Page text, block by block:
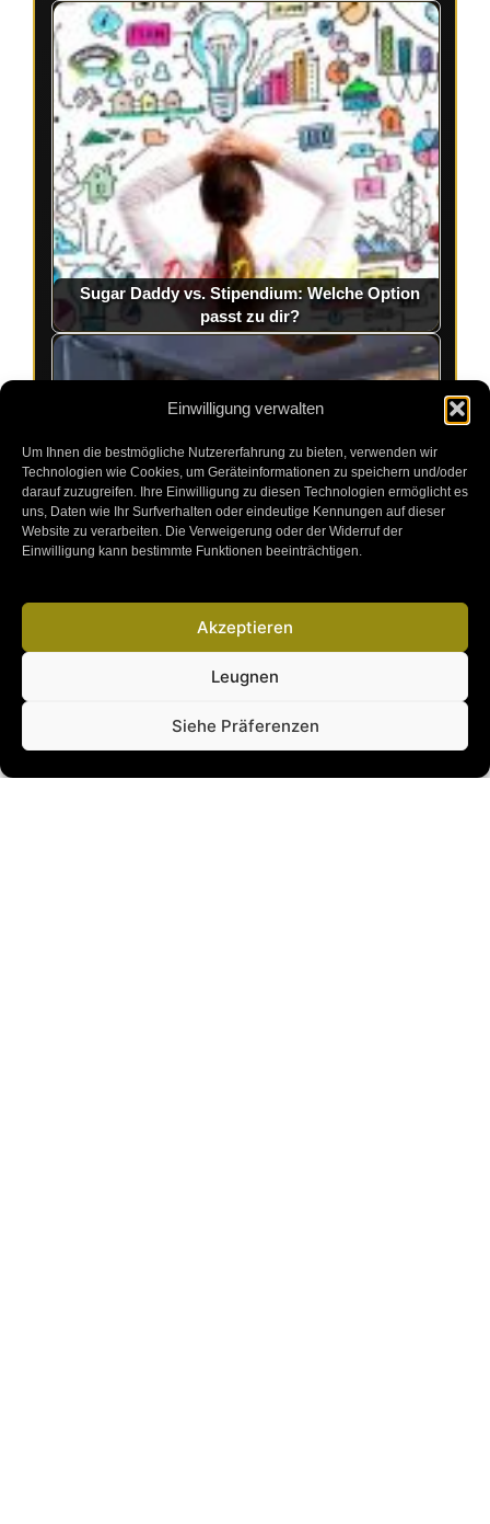
Einwilligung verwalten
Um Ihnen die bestmögliche Nutzererfahrung zu bieten, verwenden wir
Technologien wie Cookies, um Geräteinformationen zu speichern und/oder
darauf zuzugreifen. Ihre Einwilligung zu diesen Technologien ermöglicht es
uns, Daten wie Ihr Surfverhalten oder eindeutige Kennungen auf dieser
Website zu verarbeiten. Die Verweigerung oder der Widerruf der
Einwilligung kann bestimmte Funktionen beeinträchtigen.
Akzeptieren
Leugnen
Siehe Präferenzen
Sugar Daddy vs. Stipendium: Welche Option
passt zu dir?
Erfahrene Sugar Babys: 5 Lektionen &
Geheimnisse